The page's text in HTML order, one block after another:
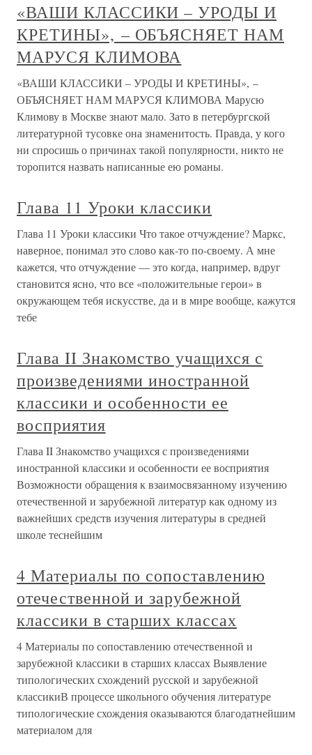
«ВАШИ КЛАССИКИ – УРОДЫ И
КРЕТИНЫ», – ОБЪЯСНЯЕТ НАМ
МАРУСЯ КЛИМОВА
«ВАШИ КЛАССИКИ – УРОДЫ И КРЕТИНЫ», –
ОБЪЯСНЯЕТ НАМ МАРУСЯ КЛИМОВА Марусю
Климову в Москве знают мало. Зато в петербургской
литературной тусовке она знаменитость. Правда, у кого
ни спросишь о причинах такой популярности, никто не
торопится назвать написанные ею романы.
Глава 11 Уроки классики
Глава 11 Уроки классики Что такое отчуждение? Маркс,
наверное, понимал это слово как-то по-своему. А мне
кажется, что отчуждение — это когда, например, вдруг
становится ясно, что все «положительные герои» в
окружающем тебя искусстве, да и в мире вообще, кажутся
тебе
Глава II Знакомство учащихся с
произведениями иностранной
классики и особенности ее
восприятия
Глава II Знакомство учащихся с произведениями
иностранной классики и особенности ее восприятия
Возможности обращения к взаимосвязанному изучению
отечественной и зарубежной литератур как одному из
важнейших средств изучения литературы в средней
школе теснейшим
4 Материалы по сопоставлению
отечественной и зарубежной
классики в старших классах
4 Материалы по сопоставлению отечественной и
зарубежной классики в старших классах Выявление
типологических схождений русской и зарубежной
классикиВ процессе школьного обучения литературе
типологические схождения оказываются благодатнейшим
материалом для